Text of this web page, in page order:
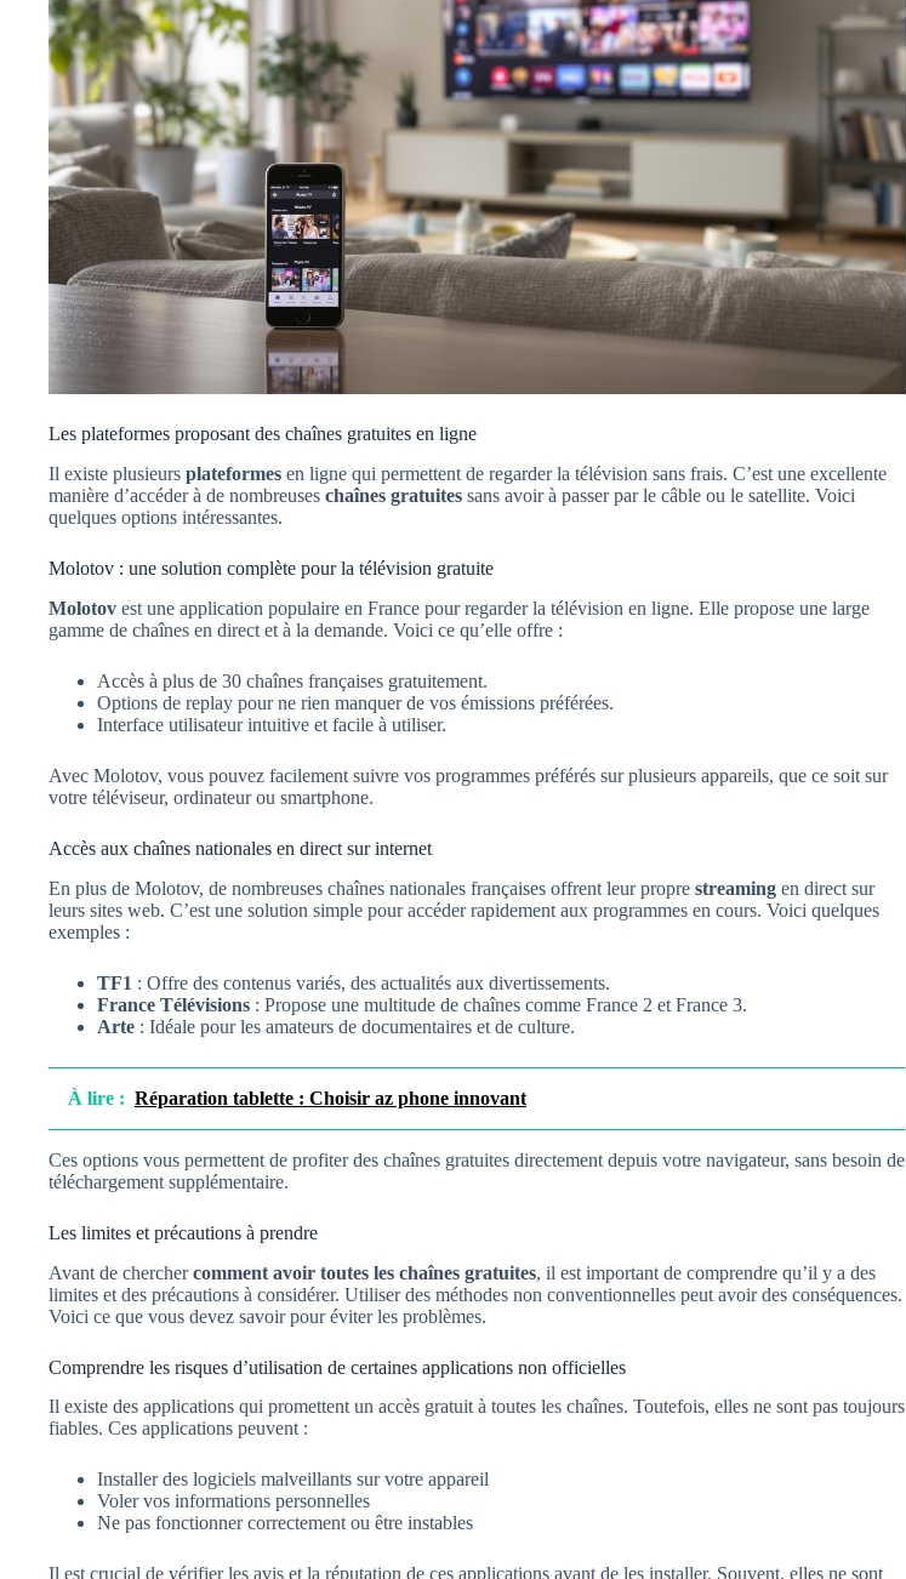
Les plateformes proposant des chaînes gratuites en ligne
Il existe plusieurs plateformes en ligne qui permettent de regarder la télévision sans frais. C’est une excellente
manière d’accéder à de nombreuses chaînes gratuites sans avoir à passer par le câble ou le satellite. Voici
quelques options intéressantes.
Molotov : une solution complète pour la télévision gratuite
Molotov est une application populaire en France pour regarder la télévision en ligne. Elle propose une large
gamme de chaînes en direct et à la demande. Voici ce qu’elle offre :
Accès à plus de 30 chaînes françaises gratuitement.
Options de replay pour ne rien manquer de vos émissions préférées.
Interface utilisateur intuitive et facile à utiliser.
Avec Molotov, vous pouvez facilement suivre vos programmes préférés sur plusieurs appareils, que ce soit sur
votre téléviseur, ordinateur ou smartphone.
Accès aux chaînes nationales en direct sur internet
En plus de Molotov, de nombreuses chaînes nationales françaises offrent leur propre streaming en direct sur
leurs sites web. C’est une solution simple pour accéder rapidement aux programmes en cours. Voici quelques
exemples :
TF1 : Offre des contenus variés, des actualités aux divertissements.
France Télévisions : Propose une multitude de chaînes comme France 2 et France 3.
Arte : Idéale pour les amateurs de documentaires et de culture.
À lire : Réparation tablette : Choisir az phone innovant
Ces options vous permettent de profiter des chaînes gratuites directement depuis votre navigateur, sans besoin de
téléchargement supplémentaire.
Les limites et précautions à prendre
Avant de cherchercomment avoir toutes les chaînes gratuites, il est important de comprendre qu’il y a des
limites et des précautions à considérer. Utiliser des méthodes non conventionnelles peut avoir des conséquences.
Voici ce que vous devez savoir pour éviter les problèmes.
Comprendre les risques d’utilisation de certaines applications non officielles
Il existe des applications qui promettent un accès gratuit à toutes les chaînes. Toutefois, elles ne sont pas toujours
fiables. Ces applications peuvent :
Installer des logiciels malveillants sur votre appareil
Voler vos informations personnelles
Ne pas fonctionner correctement ou être instables
Il est crucial de vérifier les avis et la réputation de ces applications avant de les installer. Souvent, elles ne sont